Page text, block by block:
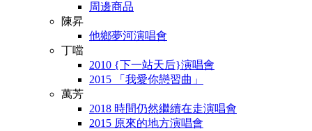
周邊商品
陳昇
他鄉夢河演唱會
丁噹
2010 {下一站天后}演唱會
2015 「我愛你戀習曲」
萬芳
2018 時間仍然繼續在走演唱會
2015 原來的地方演唱會